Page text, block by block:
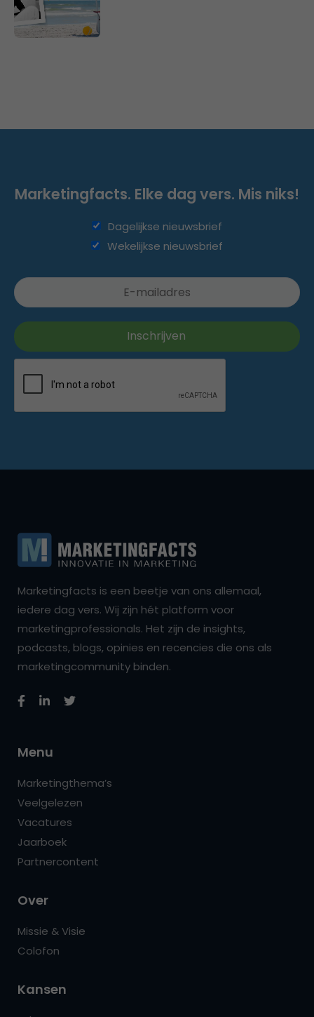
Marketingfacts. Elke dag vers. Mis niks!
Dagelijkse nieuwsbrief
Wekelijkse nieuwsbrief
Marketingfacts is een beetje van ons allemaal,
iedere dag vers. Wij zijn hét platform voor
marketingprofessionals. Het zijn de insights,
podcasts, blogs, opinies en recencies die ons als
marketingcommunity binden.
Menu
Marketingthema’s
Veelgelezen
Vacatures
Jaarboek
Partnercontent
Over
Missie & Visie
Colofon
Kansen